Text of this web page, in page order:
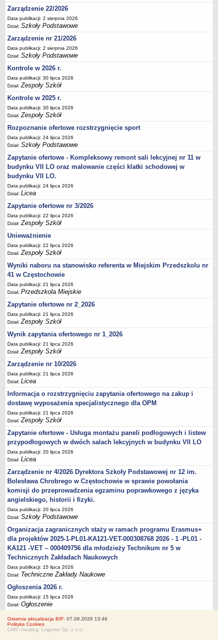
PORADNIE PSYCHOLOGICZNO-PEDAGOGICZNE
Zespół Poradni
BIURO FINANSÓW OŚWIATY
Dane podstawowe
Statut
Majątek
Ogłoszenia
Zarządzenia
Rejestry, ewidencje, archiwa
Kontrole
PONOWNE WYKORZYSTYWANIE
Sprawozdania
Deklaracja dostępności
DEKLARACJA DOSTĘPNOŚCI
OŚWIADCZENIA MAJĄTKOWE
PONOWNE WYKORZYSTYWANIE
UDOSTĘPNIANIE INFORMACJI PUBLICZNEJ
OCHRONA DANYCH OSOBOWYCH
Zarządzenie 22/2026
Data publikacji: 2 sierpnia 2026
Dział:Szkoły Podstawowe
Zarządzenie nr 21/2026
Data publikacji: 2 sierpnia 2026
Dział:Szkoły Podstawowe
Kontrole w 2026 r.
Data publikacji: 30 lipca 2026
Dział:Zespoły Szkół
Kontrole w 2025 r.
Data publikacji: 30 lipca 2026
Dział:Zespoły Szkół
Rozpoznanie ofertowe rozstrzygnięcie sport
Data publikacji: 24 lipca 2026
Dział:Szkoły Podstawowe
Zapytanie ofertowe - Kompleksowy remont sali lekcyjnej nr 11 w
budynku VII LO oraz malowanie części klatki schodowej w
budynku VII LO.
Data publikacji: 24 lipca 2026
Dział:Licea
Zapytanie ofertowe nr 3/2026
Data publikacji: 22 lipca 2026
Dział:Zespoły Szkół
Unieważnienie
Data publikacji: 22 lipca 2026
Dział:Zespoły Szkół
Wyniki naboru na stanowisko referenta w Miejskim Przedszkolu nr
41 w Częstochowie
Data publikacji: 21 lipca 2026
Dział:Przedszkola Miejskie
Zapytanie ofertowe nr 2_2026
Data publikacji: 21 lipca 2026
Dział:Zespoły Szkół
Wynik zapytania ofertowego nr 1_2026
Data publikacji: 21 lipca 2026
Dział:Zespoły Szkół
Zarządzenie nr 10/2026
Data publikacji: 21 lipca 2026
Dział:Licea
Informacja o rozstrzygnięciu zapytania ofertowego na zakup i
dostawę wyposażenia specjalistycznego dla OPM
Data publikacji: 21 lipca 2026
Dział:Zespoły Szkół
Zapytanie ofertowe - Usługa montażu paneli podłogowych i listew
przypodłogowych w dwóch salach lekcyjnych w budynku VII LO
Data publikacji: 20 lipca 2026
Dział:Licea
Zarządzenie nr 4/2026 Dyrektora Szkoły Podstawowej nr 12 im.
Bolesława Chrobrego w Częstochowie w sprawie powołania
komisji do przeprowadzenia egzaminu poprawkowego z języka
angielskiego, historii i fizyki.
Data publikacji: 20 lipca 2026
Dział:Szkoły Podstawowe
Organizacja zagranicznych staży w ramach programu Erasmus+
dla projektów 2025-1-PL01-KA121-VET-000308768 2026 - 1 -PL01 -
KA121 -VET – 000409756 dla młodzieży Technikum nr 5 w
Technicznych Zakładach Naukowych
Data publikacji: 15 lipca 2026
Dział: Techniczne Zakłady Naukowe
Ogłoszenia 2026 r.
Data publikacji: 15 lipca 2026
Dział:Ogłoszenie
Ostatnia aktualizacja BIP: 07.08.2026 13:46
Polityka Cookies
CMS i hosting: Logonet Sp. z o.o.